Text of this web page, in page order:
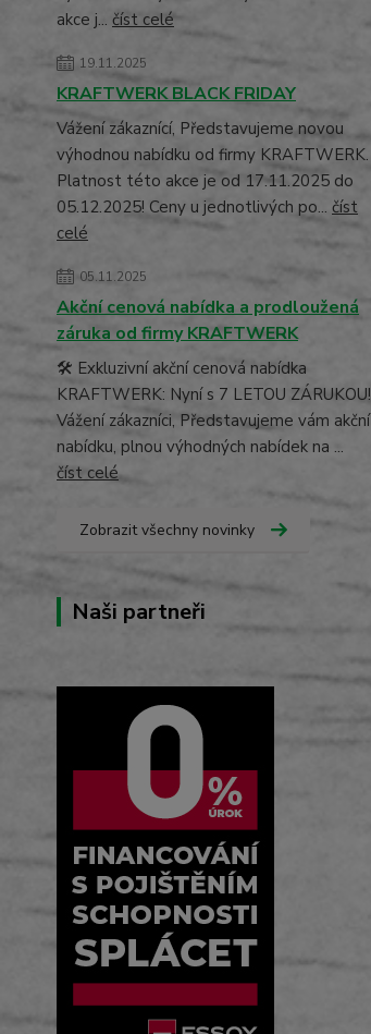
akce j... číst celé
19.11.2025
KRAFTWERK BLACK FRIDAY
Vážení zákaznící, Představujeme novou
výhodnou nabídku od firmy KRAFTWERK.
Platnost této akce je od 17.11.2025 do
05.12.2025! Ceny u jednotlivých po... číst
celé
05.11.2025
Akční cenová nabídka a prodloužená
záruka od firmy KRAFTWERK
🛠️ Exkluzivní akční cenová nabídka
KRAFTWERK: Nyní s 7 LETOU ZÁRUKOU!
Vážení zákazníci, Představujeme vám akční
nabídku, plnou výhodných nabídek na ...
číst celé
Zobrazit všechny novinky
Naši partneři